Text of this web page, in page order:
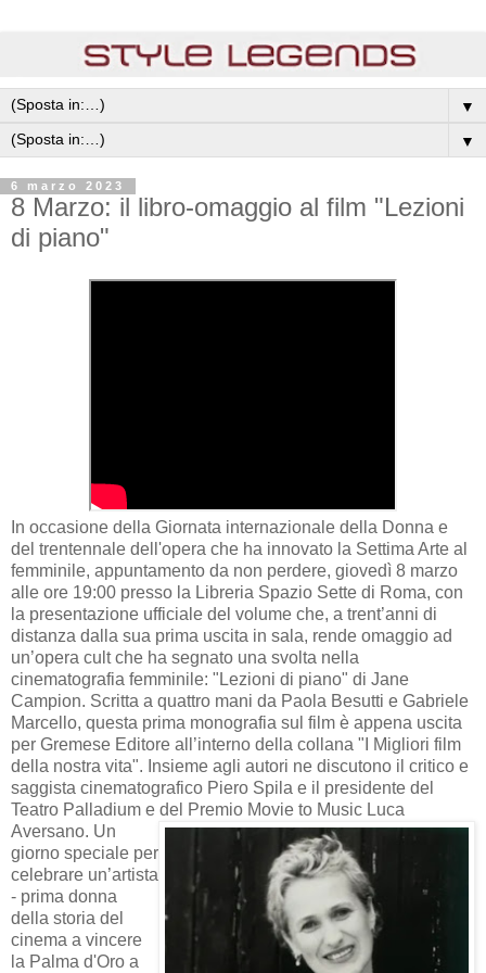
▼
▼
6 marzo 2023
8 Marzo: il libro-omaggio al film "Lezioni
di piano"
In occasione della Giornata internazionale della Donna e
del trentennale dell'opera che ha innovato la Settima Arte al
femminile, appuntamento da non perdere, giovedì 8 marzo
alle ore 19:00 presso la Libreria Spazio Sette di Roma, con
la presentazione ufficiale del volume che, a trent’anni di
distanza dalla sua prima uscita in sala, rende omaggio ad
un’opera cult che ha segnato una svolta nella
cinematografia femminile: "Lezioni di piano" di Jane
Campion. Scritta a quattro mani da Paola Besutti e Gabriele
Marcello, questa prima monografia sul film è appena uscita
per Gremese Editore all’interno della collana "I Migliori film
della nostra vita". Insieme agli autori ne discutono il critico e
saggista cinematografico Piero Spila e il presidente del
Teatro Palladium e del Premio Movie to Music Luca
Aversano. Un
giorno speciale per
celebrare un’artista
- prima donna
della storia del
cinema a vincere
la Palma d'Oro a